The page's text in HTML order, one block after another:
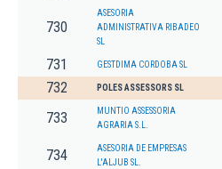
730
ASESORIA
ADMINISTRATIVA RIBADEO
SL
731 GESTDIMA CORDOBA SL
732 POLES ASSESSORS SL
733
MUNTIO ASSESSORIA
AGRARIA S.L.
734
ASESORIA DE EMPRESAS
L'ALJUB SL.